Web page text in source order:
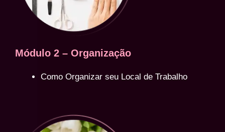
Módulo 2 – Organização
Como Organizar seu Local de Trabalho